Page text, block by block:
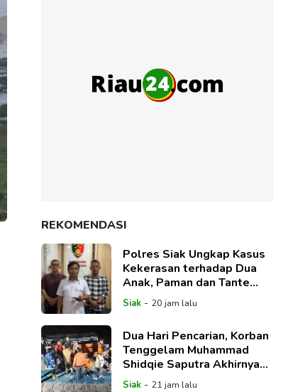
REKOMENDASI
Polres Siak Ungkap Kasus
Kekerasan terhadap Dua
Anak, Paman dan Tante
Korban Jadi Tersangka
Siak- 20 jam lalu
Dua Hari Pencarian, Korban
Tenggelam Muhammad
Shidqie Saputra Akhirnya
Ditemukan
Siak- 21 jam lalu